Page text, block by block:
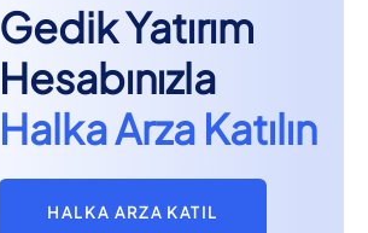
Gedik Yatırım
Hesabınızla
Halka Arza Katılın
HALKA ARZA KATIL